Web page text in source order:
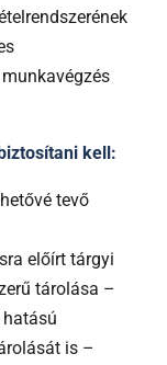
kell:
tevő
előírt tárgyi
tárolása –
hatású
is –